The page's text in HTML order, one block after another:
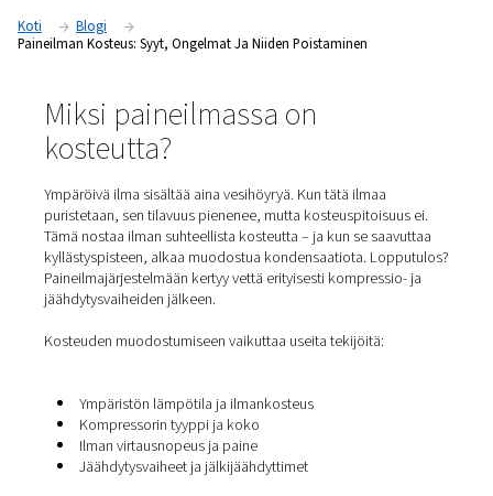
se voi aiheuttaa ja mikä tärkeintä, miten vesi
oikeilla laitteilla.
Koti
Blogi
Miksi paineilmassa on
kosteutta?
puristetaan, sen tilavuus pienenee, mutta
Tämä nostaa ilman suhteellista kosteutta – ja kun se
kyllästyspisteen, alkaa muodostua kondensaatiota.
Paineilmajärjestelmään kertyy vettä erityisesti